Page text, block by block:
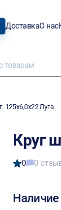
ДоставкаО нас
125х6,0х22 Луга
Круг
0 0
Наличие